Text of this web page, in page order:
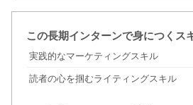
この長期インターンで身につくス
実践的なマーケティングスキル
読者の心を掴むライティングスキル